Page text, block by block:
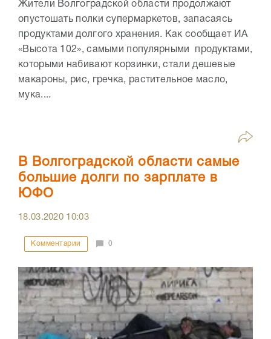
Жители Волгоградской области продолжают
опустошать полки супермаркетов, запасаясь
продуктами долгого хранения. Как сообщает ИА
«Высота 102», самыми популярными продуктами,
которыми набивают корзинки, стали дешевые
макароны, рис, гречка, растительное масло,
мука....
В Волгоградской области самые
большие долги по зарплате в
ЮФО
18.03.2020 10:03
Комментарии 0